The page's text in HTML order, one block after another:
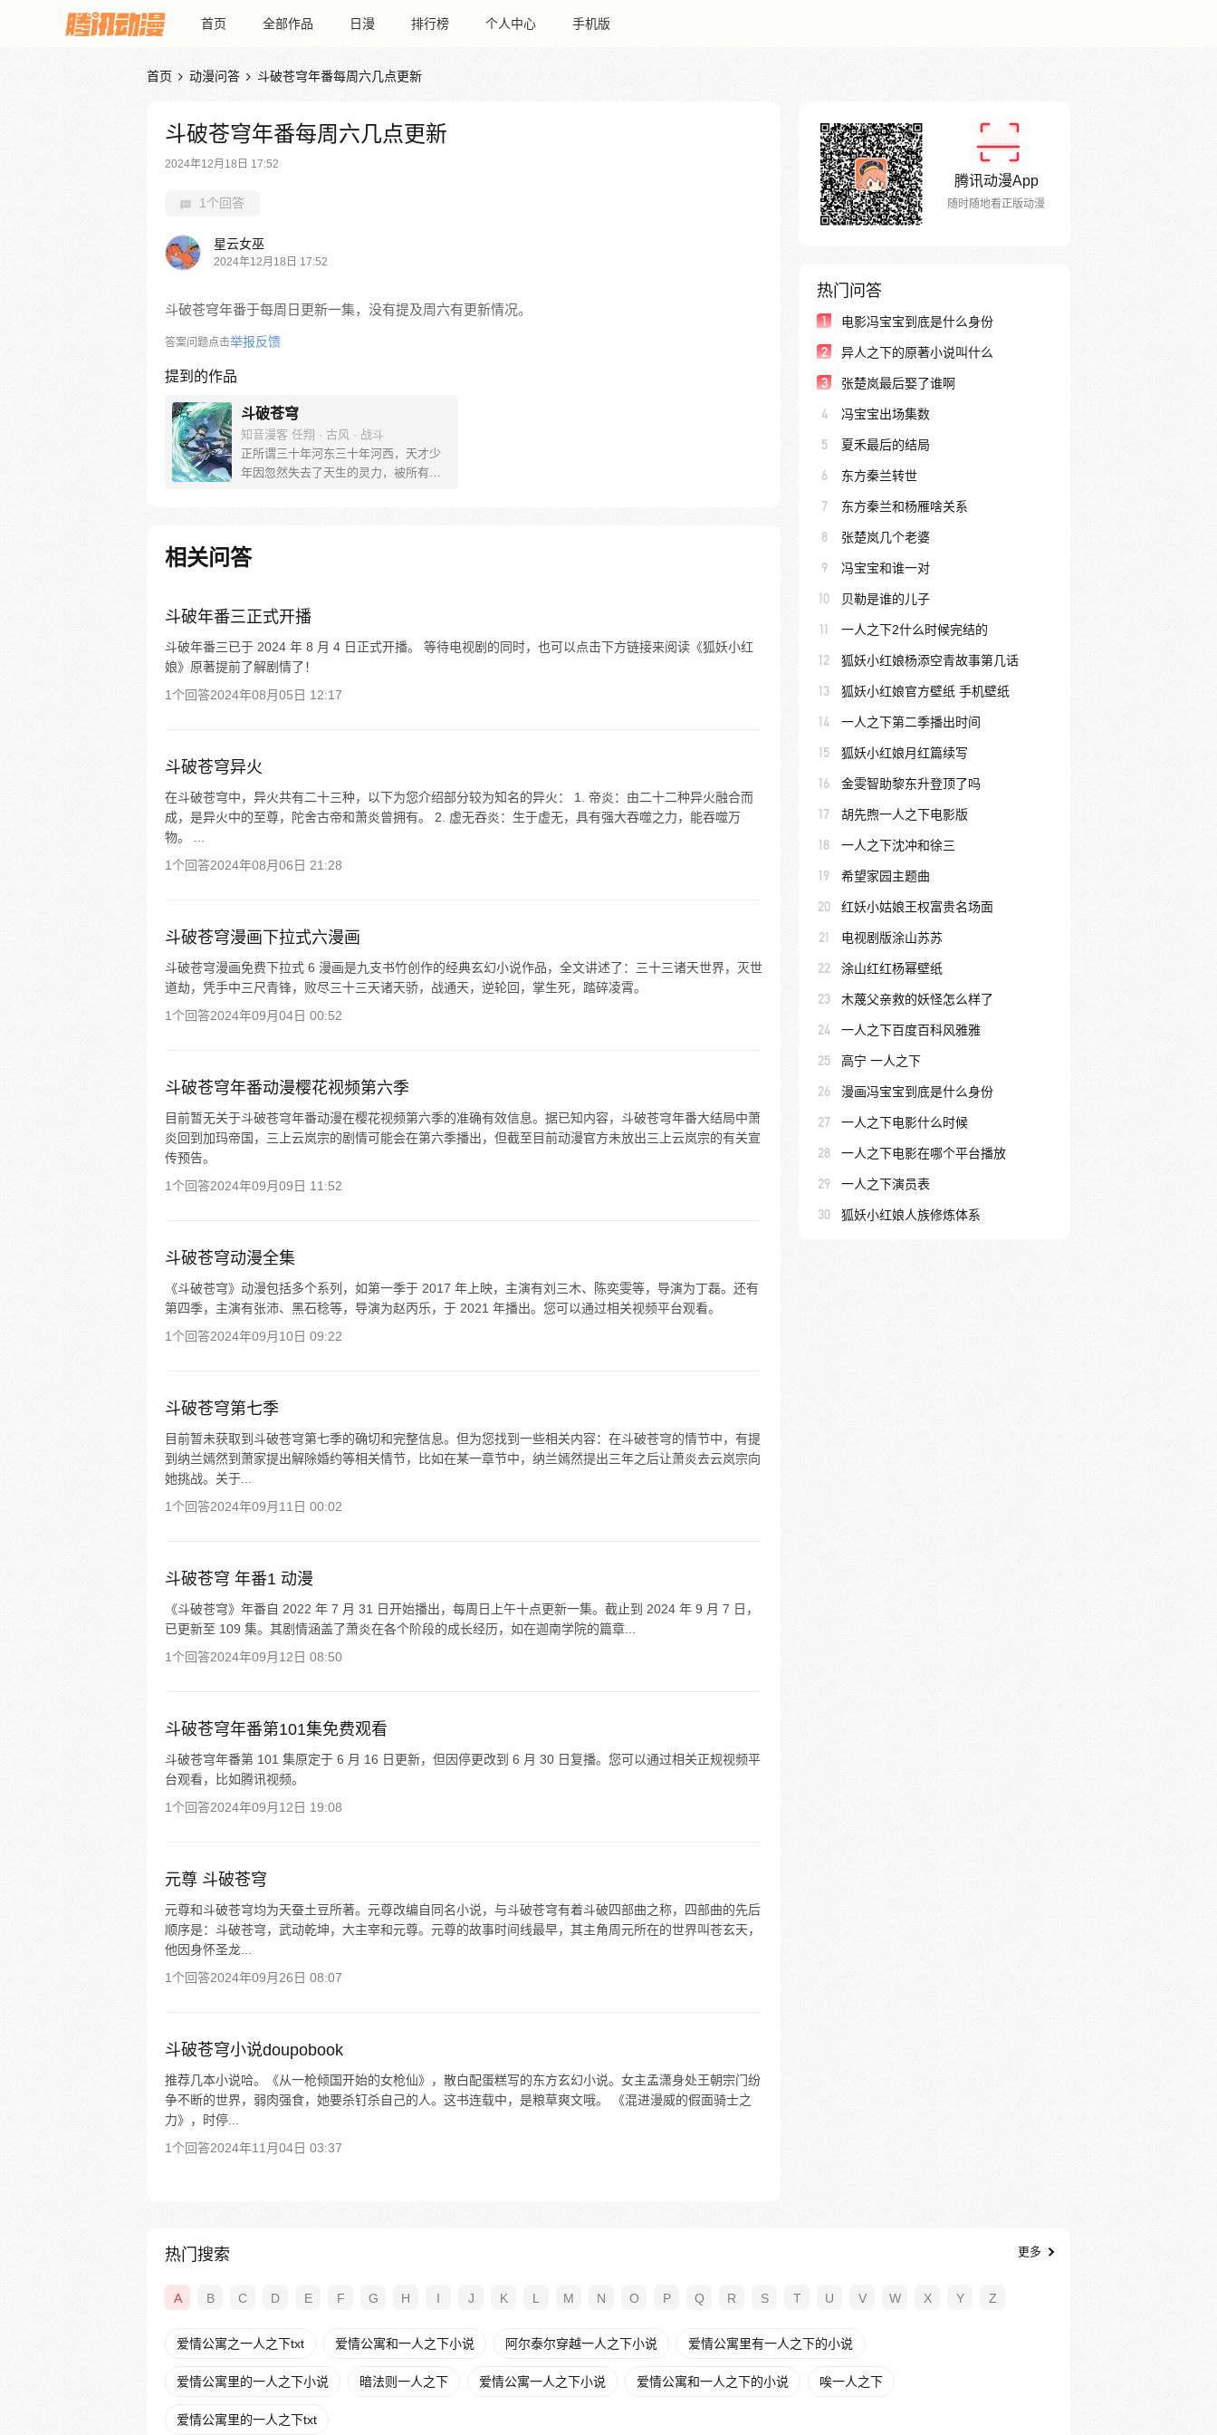
首页 全部作品 日漫 排行榜 个人中心 手机版
首页  动漫问答  斗破苍穹年番每周六几点更新
斗破苍穹年番每周六几点更新
2024年12月18日 17:52
1个回答
星云女巫
2024年12月18日 17:52
斗破苍穹年番于每周日更新一集，没有提及周六有更新情况。
答案问题点击举报反馈
提到的作品
斗破苍穹
知音漫客 任翔 · 古风 · 战斗
正所谓三十年河东三十年河西，天才少
年因忽然失去了天生的灵力，被所有人
重要！
相关问答
斗破年番三正式开播
斗破年番三已于 2024 年 8 月 4 日正式开播。 等待电视剧的同时，也可以点击下方链接来阅读《狐妖小红
娘》原著提前了解剧情了！
1个回答2024年08月05日 12:17
斗破苍穹异火
在斗破苍穹中，异火共有二十三种，以下为您介绍部分较为知名的异火： 1. 帝炎：由二十二种异火融合而
成，是异火中的至尊，陀舍古帝和萧炎曾拥有。 2. 虚无吞炎：生于虚无，具有强大吞噬之力，能吞噬万
物。 ...
1个回答2024年08月06日 21:28
斗破苍穹漫画下拉式六漫画
斗破苍穹漫画免费下拉式 6 漫画是九支书竹创作的经典玄幻小说作品，全文讲述了：三十三诸天世界，灭世
道劫，凭手中三尺青锋，败尽三十三天诸天骄，战通天，逆轮回，掌生死，踏碎凌霄。
1个回答2024年09月04日 00:52
斗破苍穹年番动漫樱花视频第六季
目前暂无关于斗破苍穹年番动漫在樱花视频第六季的准确有效信息。据已知内容，斗破苍穹年番大结局中萧
炎回到加玛帝国，三上云岚宗的剧情可能会在第六季播出，但截至目前动漫官方未放出三上云岚宗的有关宣
传预告。
1个回答2024年09月09日 11:52
斗破苍穹动漫全集
《斗破苍穹》动漫包括多个系列，如第一季于 2017 年上映，主演有刘三木、陈奕雯等，导演为丁磊。还有
第四季，主演有张沛、黑石稔等，导演为赵丙乐，于 2021 年播出。您可以通过相关视频平台观看。
1个回答2024年09月10日 09:22
斗破苍穹第七季
目前暂未获取到斗破苍穹第七季的确切和完整信息。但为您找到一些相关内容：在斗破苍穹的情节中，有提
到纳兰嫣然到萧家提出解除婚约等相关情节，比如在某一章节中，纳兰嫣然提出三年之后让萧炎去云岚宗向
她挑战。关于...
1个回答2024年09月11日 00:02
斗破苍穹 年番1 动漫
《斗破苍穹》年番自 2022 年 7 月 31 日开始播出，每周日上午十点更新一集。截止到 2024 年 9 月 7 日，
已更新至 109 集。其剧情涵盖了萧炎在各个阶段的成长经历，如在迦南学院的篇章...
1个回答2024年09月12日 08:50
斗破苍穹年番第101集免费观看
斗破苍穹年番第 101 集原定于 6 月 16 日更新，但因停更改到 6 月 30 日复播。您可以通过相关正规视频平
台观看，比如腾讯视频。
1个回答2024年09月12日 19:08
元尊 斗破苍穹
元尊和斗破苍穹均为天蚕土豆所著。元尊改编自同名小说，与斗破苍穹有着斗破四部曲之称，四部曲的先后
顺序是：斗破苍穹，武动乾坤，大主宰和元尊。元尊的故事时间线最早，其主角周元所在的世界叫苍玄天，
他因身怀圣龙...
1个回答2024年09月26日 08:07
斗破苍穹小说doupobook
推荐几本小说哈。《从一枪倾国开始的女枪仙》，散白配蛋糕写的东方玄幻小说。女主孟潇身处王朝宗门纷
争不断的世界，弱肉强食，她要杀钉杀自己的人。这书连载中，是粮草爽文哦。 《混进漫威的假面骑士之
力》，时停...
1个回答2024年11月04日 03:37
腾讯动漫App
随时随地看正版动漫
热门问答
1 电影冯宝宝到底是什么身份
2 异人之下的原著小说叫什么
3 张楚岚最后娶了谁啊
4 冯宝宝出场集数
5 夏禾最后的结局
6 东方秦兰转世
7 东方秦兰和杨雁啥关系
8 张楚岚几个老婆
9 冯宝宝和谁一对
10 贝勒是谁的儿子
11 一人之下2什么时候完结的
12 狐妖小红娘杨添空青故事第几话
13 狐妖小红娘官方壁纸 手机壁纸
14 一人之下第二季播出时间
15 狐妖小红娘月红篇续写
16 金雯智助黎东升登顶了吗
17 胡先煦一人之下电影版
18 一人之下沈冲和徐三
19 希望家园主题曲
20 红妖小姑娘王权富贵名场面
21 电视剧版涂山苏苏
22 涂山红红杨幂壁纸
23 木蔑父亲救的妖怪怎么样了
24 一人之下百度百科风雅雅
25 高宁 一人之下
26 漫画冯宝宝到底是什么身份
27 一人之下电影什么时候
28 一人之下电影在哪个平台播放
29 一人之下演员表
30 狐妖小红娘人族修炼体系
热门搜索 更多
A B C D E F G H I J K L M N O P Q R S T U V W X Y Z
爱情公寓之一人之下txt 爱情公寓和一人之下小说 阿尔泰尔穿越一人之下小说 爱情公寓里有一人之下的小说
爱情公寓里的一人之下小说 暗法则一人之下 爱情公寓一人之下小说 爱情公寓和一人之下的小说 唉一人之下
爱情公寓里的一人之下txt